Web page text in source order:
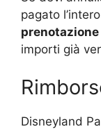
pagato
prenotazione
importi già
Disneyland